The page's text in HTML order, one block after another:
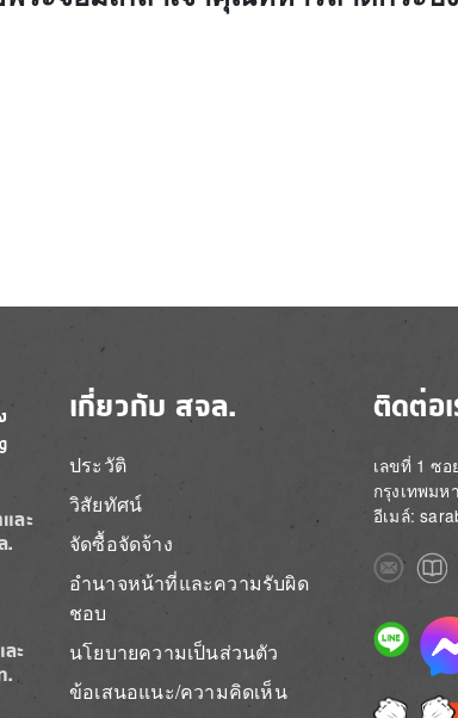
ละ
.
ะ
.
เกี่ยวกับ สจล.
ประวัติ
วิสัยทัศน์
จัดซื้อจัดจ้าง
อำนาจหน้าที่และความรับผิด
ชอบ
นโยบายความเป็นส่วนตัว
ข้อเสนอแนะ/ความคิดเห็น
ติดต่อเ
เลขที่ 1 ซอ
กรุงเทพมห
อีเมล์:
Image
Image
Image